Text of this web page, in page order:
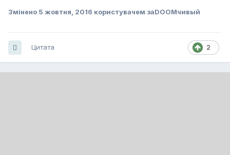
Змінено 5 жовтня, 2016 користувачем заDOOMчивый
2
Цитата